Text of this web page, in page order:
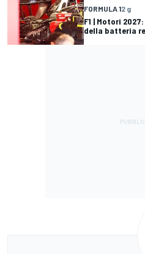
FORMULA 12 g
F1 | Motori
della batteria